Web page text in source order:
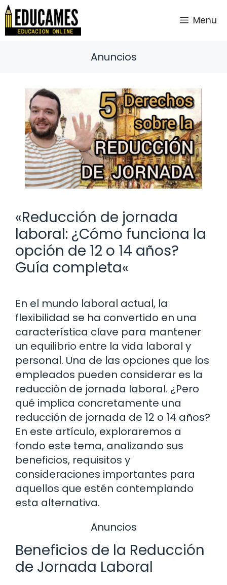
Saltar
contenido
Menu
Anuncios
«Reducción de jornada
laboral: ¿Cómo funciona la
opción de 12 o 14 años?
Guía completa«
En el mundo laboral actual, la
flexibilidad se ha convertido en una
característica clave para mantener
un equilibrio entre la vida laboral y
personal. Una de las opciones que los
empleados pueden considerar es la
reducción de jornada laboral. ¿Pero
qué implica concretamente una
reducción de jornada de 12 o 14 años?
En este artículo, exploraremos a
fondo este tema, analizando sus
beneficios, requisitos y
consideraciones importantes para
aquellos que estén contemplando
esta alternativa.
Anuncios
Beneficios de la Reducción
de Jornada Laboral